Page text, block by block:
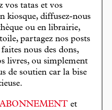
vos tatas et vos
kiosque, diffusez-nous
ou en librairie,
partagez nos posts
nous des dons,
livres, ou simplement
de soutien car la bise
ABONNEMENT et